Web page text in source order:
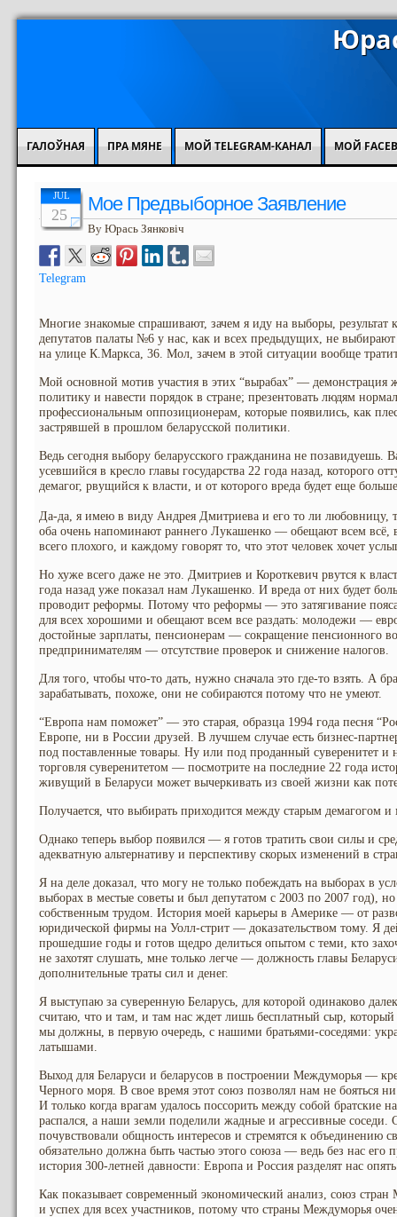
ГАЛОЎНАЯ ПРА МЯНЕ МОЙ TELEGRAM-КАНАЛ МОЙ
JUL
25 Мое Предвыборное Заявление
By Юрась Зянковіч
Telegram
Многие знакомые спрашивают, зачем я иду на выборы, результат
депутатов палаты №6 у нас, как и всех предыдущих, не
на улице К.Маркса, 36. Мол, зачем в этой ситуации вообще
Мой основной мотив участия в этих “вырабах” — демонстрация
политику и навести порядок в стране; презентовать людям
профессиональным оппозиционерам, которые появились, как
застрявшей в прошлом беларусской политики.
Ведь сегодня выбору беларусского гражданина не позавидуешь.
усевшийся в кресло главы государства 22 года назад, которого
демагог, рвущийся к власти, и от которого вреда будет еще
Да-да, я имею в виду Андрея Дмитриева и его то ли любовницу,
оба очень напоминают раннего Лукашенко — обещают всем всё,
всего плохого, и каждому говорят то, что этот человек хочет
Но хуже всего даже не это. Дмитриев и Короткевич рвутся к
года назад уже показал нам Лукашенко. И вреда от них будет
проводит реформы. Потому что реформы — это затягивание
для всех хорошими и обещают всем все раздать: молодежи —
достойные зарплаты, пенсионерам — сокращение пенсионного
предпринимателям — отсутствие проверок и снижение налогов.
Для того, чтобы что-то дать, нужно сначала это где-то взять. А
зарабатывать, похоже, они не собираются потому что не умеют.
“Европа нам поможет” — это старая, образца 1994 года песня
Европе, ни в России друзей. В лучшем случае есть бизнес-
под поставленные товары. Ну или под проданный суверенитет и
торговля суверенитетом — посмотрите на последние 22 года
живущий в Беларуси может вычеркивать из своей жизни как
Получается, что выбирать приходится между старым демагогом
Однако теперь выбор появился — я готов тратить свои силы и
адекватную альтернативу и перспективу скорых изменений в
Я на деле доказал, что могу не только побеждать на выборах в
выборах в местые советы и был депутатом с 2003 по 2007 год), но
собственным трудом. История моей карьеры в Америке — от
юридической фирмы на Уолл-стрит — доказательством тому. Я
прошедшие годы и готов щедро делиться опытом с теми, кто
не захотят слушать, мне только легче — должность главы
дополнительные траты сил и денег.
Я выступаю за суверенную Беларусь, для которой одинаково
считаю, что и там, и там нас ждет лишь бесплатный сыр, который
мы должны, в первую очередь, с нашими братьями-соседями:
латышами.
Выход для Беларуси и беларусов в построении Междуморья —
Черного моря. В свое время этот союз позволял нам не бояться
И только когда врагам удалось поссорить между собой братские
распался, а наши земли поделили жадные и агрессивные
почувствовали общность интересов и стремятся к объединению
обязательно должна быть частью этого союза — ведь без нас его
история 300-летней давности: Европа и Россия разделят нас
Как показывает современный экономический анализ, союз
и успех для всех участников, потому что страны Междуморья